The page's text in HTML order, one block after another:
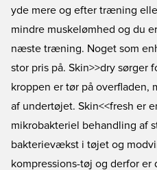
yde mere og efter træning
mindre muskelømhed og du
næste træning. Noget som
stor pris på. Skin>>dry sørger
kroppen er tør på overfladen,
af undertøjet. Skin<<fresh er
mikrobakteriel behandling af
bakterievækst i tøjet og
kompressions-tøj og derfor